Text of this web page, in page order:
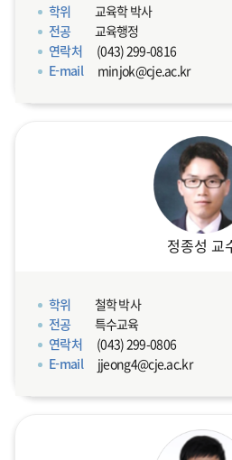
학위
교육학 박사
전공
교육행정
연락처
(043) 299-0816
E-mail
minjok@cje.ac.kr
정종성 교
학위
철학 박사
전공
특수교육
연락처
(043) 299-0806
E-mail
jjeong4@cje.ac.kr